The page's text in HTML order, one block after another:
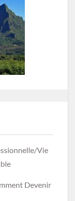
vie
Devenir